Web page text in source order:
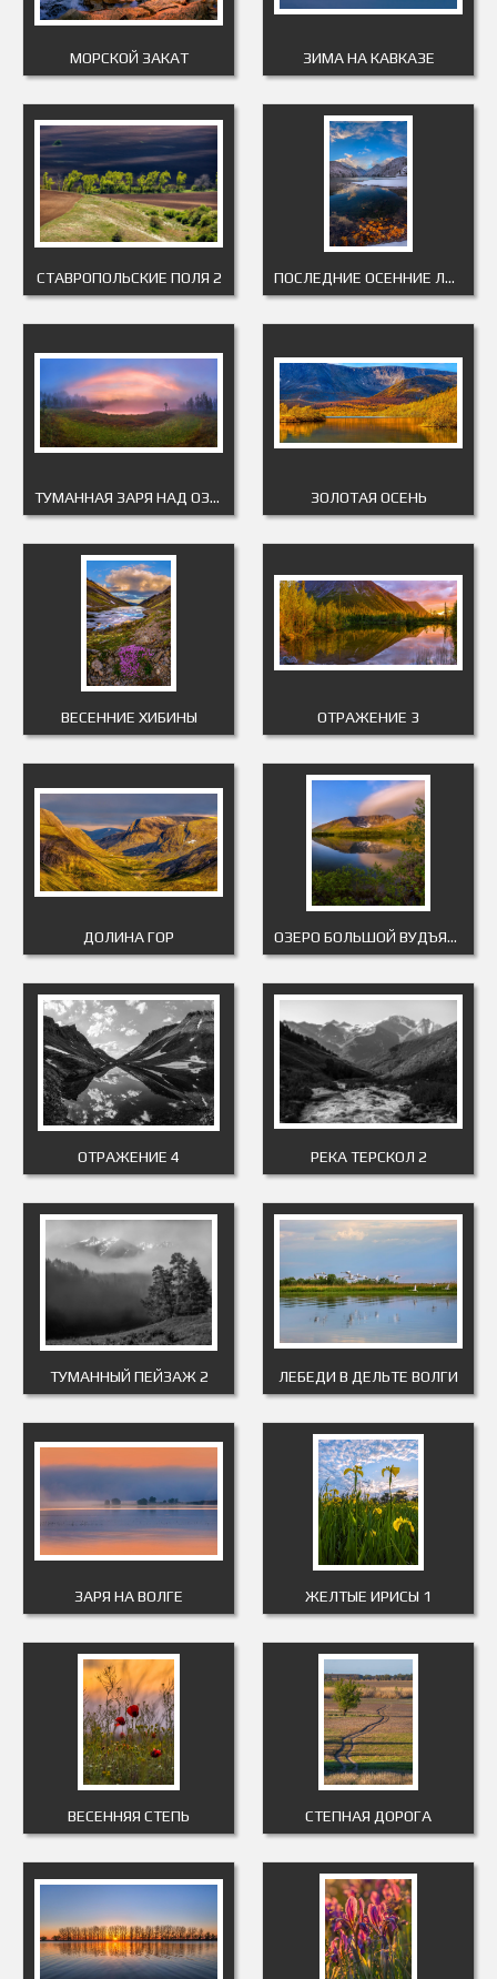
МОРСКОЙ ЗАКАТ ЗИМА НА КАВКАЗЕ
СТАВРОПОЛЬСКИЕ ПОЛЯ 2 ПОСЛЕДНИЕ ОСЕННИЕ ЛИСТЬЯ
ТУМАННАЯ ЗАРЯ НАД ОЗЕРОМ ЗОЛОТАЯ ОСЕНЬ
ВЕСЕННИЕ ХИБИНЫ ОТРАЖЕНИЕ 3
ДОЛИНА ГОР ОЗЕРО БОЛЬШОЙ ВУДЪЯВР
ОТРАЖЕНИЕ 4 РЕКА ТЕРСКОЛ 2
ТУМАННЫЙ ПЕЙЗАЖ 2 ЛЕБЕДИ В ДЕЛЬТЕ ВОЛГИ
ЗАРЯ НА ВОЛГЕ ЖЕЛТЫЕ ИРИСЫ 1
ВЕСЕННЯЯ СТЕПЬ СТЕПНАЯ ДОРОГА